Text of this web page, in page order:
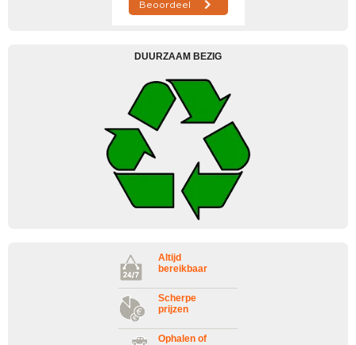
DUURZAAM BEZIG
Altijd
bereikbaar
Scherpe
prijzen
Ophalen of